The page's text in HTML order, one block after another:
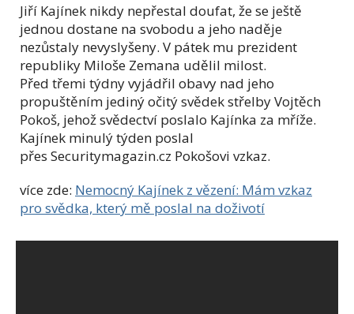
Jiří Kajínek nikdy nepřestal doufat, že se ještě
jednou dostane na svobodu a jeho naděje
nezůstaly nevyslyšeny. V pátek mu prezident
republiky Miloše Zemana udělil milost.
Před třemi týdny vyjádřil obavy nad jeho
propuštěním jediný očitý svědek střelby Vojtěch
Pokoš, jehož svědectví poslalo Kajínka za mříže.
Kajínek minulý týden poslal
přes Securitymagazin.cz Pokošovi vzkaz.
více zde: Nemocný Kajínek z vězení: Mám vzkaz
pro svědka, který mě poslal na doživotí